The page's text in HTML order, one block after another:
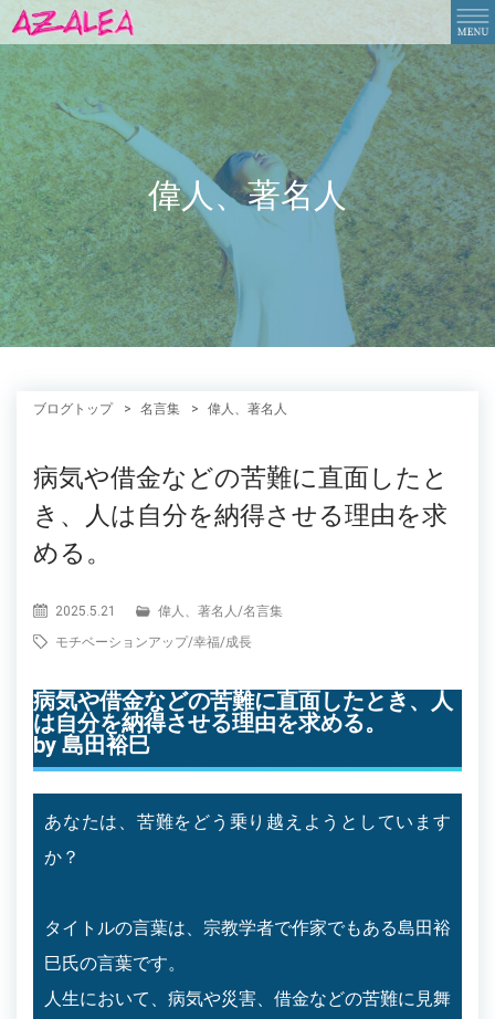
偉人、著名人
ブログトップ 名言集 偉人、著名人
病気や借金などの苦難に直面したと
き、人は自分を納得させる理由を求
める。
2025.5.21 偉人、著名人 /名言集
モチベーションアップ/幸福/成長
病気や借金などの苦難に直面したとき、人
は自分を納得させる理由を求める。
by 島田裕巳
あなたは、苦難をどう乗り越えようとしています
か？
タイトルの言葉は、宗教学者で作家でもある島田裕
巳氏の言葉です。
人生において、病気や災害、借金などの苦難に見舞